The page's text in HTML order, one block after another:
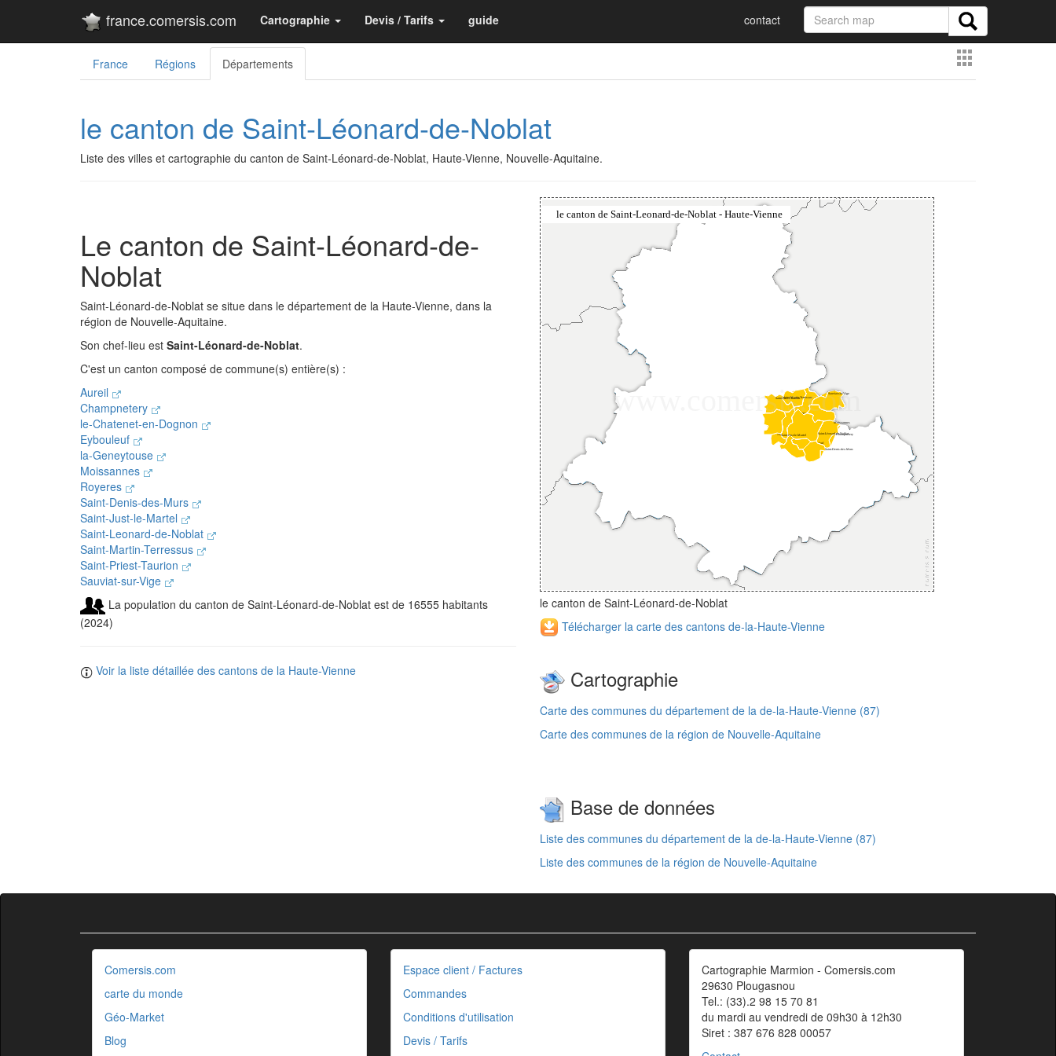
france.comersis.com Cartographie Devis / Tarifs guide contact
France Régions Départements
le canton de Saint-Léonard-de-Noblat
Liste des villes et cartographie du canton de Saint-Léonard-de-Noblat, Haute-Vienne, Nouvelle-Aquitaine.
Le canton de Saint-Léonard-de-
Noblat
Saint-Léonard-de-Noblat se situe dans le département de la Haute-Vienne, dans la
région de Nouvelle-Aquitaine.
Son chef-lieu est Saint-Léonard-de-Noblat.
C'est un canton composé de commune(s) entière(s) :
Aureil
Champnetery
le-Chatenet-en-Dognon
Eybouleuf
la-Geneytouse
Moissannes
Royeres
Saint-Denis-des-Murs
Saint-Just-le-Martel
Saint-Leonard-de-Noblat
Saint-Martin-Terressus
Saint-Priest-Taurion
Sauviat-sur-Vige
La population du canton de Saint-Léonard-de-Noblat est de 16555 habitants
(2024)
Voir la liste détaillée des cantons de la Haute-Vienne
le canton de Saint-Léonard-de-Noblat
Télécharger la carte des cantons de-la-Haute-Vienne
Cartographie
Carte des communes du département de la de-la-Haute-Vienne (87)
Carte des communes de la région de Nouvelle-Aquitaine
Base de données
Liste des communes du département de la de-la-Haute-Vienne (87)
Liste des communes de la région de Nouvelle-Aquitaine
Comersis.com
carte du monde
Géo-Market
Blog
Espace client / Factures
Commandes
Conditions d'utilisation
Devis / Tarifs
Cartographie Marmion - Comersis.com
29630 Plougasnou
Tel.: (33).2 98 15 70 81
du mardi au vendredi de 09h30 à 12h30
Siret : 387 676 828 00057